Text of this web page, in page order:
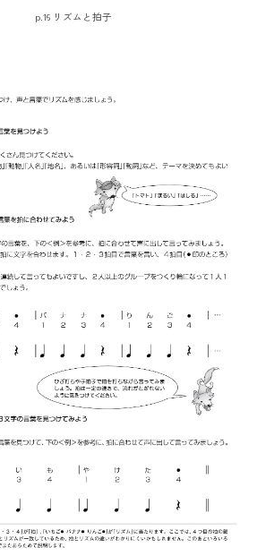
p.16 リズムと拍子